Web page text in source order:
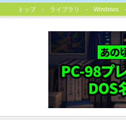
トップ ライブラリ Windows